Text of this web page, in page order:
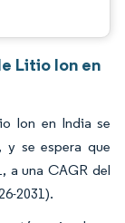
Litio Ion en
Ion en India se
y se espera que
a una CAGR del
2031).